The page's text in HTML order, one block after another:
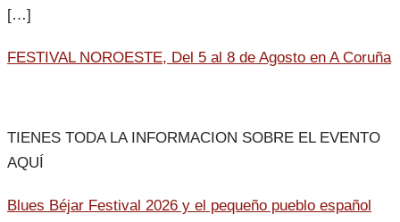
[…]
FESTIVAL NOROESTE, Del 5 al 8 de Agosto en A Coruña
TIENES TODA LA INFORMACION SOBRE EL EVENTO
AQUÍ
Blues Béjar Festival 2026 y el pequeño pueblo español